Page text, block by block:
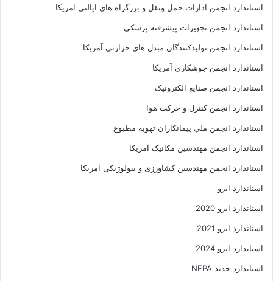
استاندارد انجمن ادارات حمل ونقل و بزرگراه هاي ايالتي امريکا
استاندارد انجمن تجهیزات پیشرفته پزشکی
استاندارد انجمن توليدکنندگان مبدل هاي حرارتي آمريکا
استاندارد انجمن جوشکاری آمریکا
استاندارد انجمن صنايع الکترونيک
استاندارد انجمن کنترل و حرکت هوا
استاندارد انجمن ملي پيمانکاران تهويه مطبوع
استاندارد انجمن مهندسين مکانيک آمريکا
استاندارد انجمن مهندسین کشاورزی و بیولوژیکی آمریکا
استاندارد ایزو
استاندارد ایزو 2020
استاندارد ایزو 2021
استاندارد ایزو 2024
استاندارد جدید NFPA